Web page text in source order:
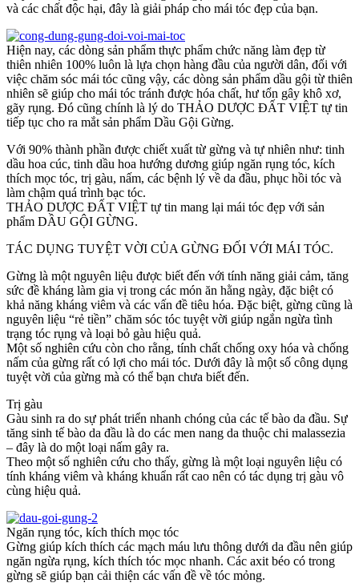
và các chất độc hại, đây là giải pháp cho mái tóc đẹp của bạn.
Hiện nay, các dòng sản phẩm thực phẩm chức năng làm đẹp từ
thiên nhiên 100% luôn là lựa chọn hàng đầu của người dân, đối với
việc chăm sóc mái tóc cũng vậy, các dòng sản phẩm dầu gội từ thiên
nhiên sẽ giúp cho mái tóc tránh được hóa chất, hư tổn gây khô xơ,
gãy rụng. Đó cũng chính là lý do THẢO DƯỢC ĐẤT VIỆT tự tin
tiếp tục cho ra mắt sản phẩm Dầu Gội Gừng.
Với 90% thành phần được chiết xuất từ gừng và tự nhiên như: tinh
dầu hoa cúc, tinh dầu hoa hướng dương giúp ngăn rụng tóc, kích
thích mọc tóc, trị gàu, nấm, các bệnh lý về da đầu, phục hồi tóc và
làm chậm quá trình bạc tóc.
THẢO DƯỢC ĐẤT VIỆT tự tin mang lại mái tóc đẹp với sản
phẩm DẦU GỘI GỪNG.
TÁC DỤNG TUYỆT VỜI CỦA GỪNG ĐỐI VỚI MÁI TÓC.
Gừng là một nguyên liệu được biết đến với tính năng giải cảm, tăng
sức đề kháng làm gia vị trong các món ăn hằng ngày, đặc biệt có
khả năng kháng viêm và các vấn đề tiêu hóa. Đặc biệt, gừng cũng là
nguyên liệu “rẻ tiền” chăm sóc tóc tuyệt vời giúp ngắn ngừa tình
trạng tóc rụng và loại bỏ gàu hiệu quả.
Một số nghiên cứu còn cho rằng, tính chất chống oxy hóa và chống
nấm của gừng rất có lợi cho mái tóc. Dưới đây là một số công dụng
tuyệt vời của gừng mà có thể bạn chưa biết đến.
Trị gàu
Gàu sinh ra do sự phát triển nhanh chóng của các tế bào da đầu. Sự
tăng sinh tế bào da đầu là do các men nang da thuộc chi malassezia
– đây là do một loại nấm gây ra.
Theo một số nghiên cứu cho thấy, gừng là một loại nguyên liệu có
tính kháng viêm và kháng khuẩn rất cao nên có tác dụng trị gàu vô
cùng hiệu quả.
Ngăn rụng tóc, kích thích mọc tóc
Gừng giúp kích thích các mạch máu lưu thông dưới da đầu nên giúp
ngăn ngừa rụng, kích thích tóc mọc nhanh. Các axit béo có trong
gừng sẽ giúp bạn cải thiện các vấn đề về tóc mỏng.